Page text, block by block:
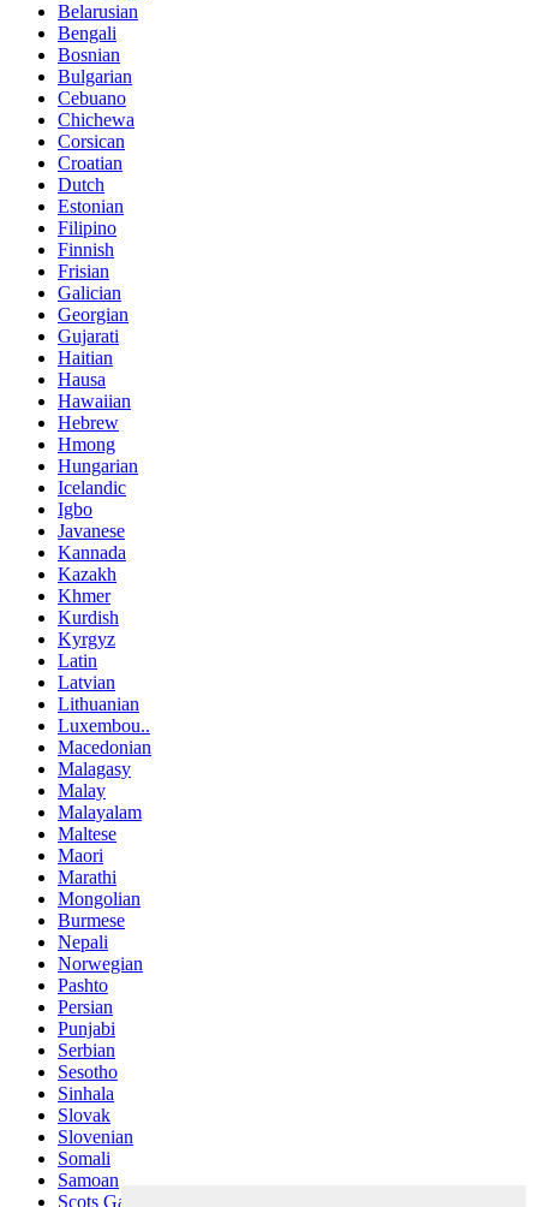
Belarusian
Bengali
Bosnian
Bulgarian
Cebuano
Chichewa
Corsican
Croatian
Dutch
Estonian
Filipino
Finnish
Frisian
Galician
Georgian
Gujarati
Haitian
Hausa
Hawaiian
Hebrew
Hmong
Hungarian
Icelandic
Igbo
Javanese
Kannada
Kazakh
Khmer
Kurdish
Kyrgyz
Latin
Latvian
Lithuanian
Luxembou..
Macedonian
Malagasy
Malay
Malayalam
Maltese
Maori
Marathi
Mongolian
Burmese
Nepali
Norwegian
Pashto
Persian
Punjabi
Serbian
Sesotho
Sinhala
Slovak
Slovenian
Somali
Samoan
Scots Gaelic